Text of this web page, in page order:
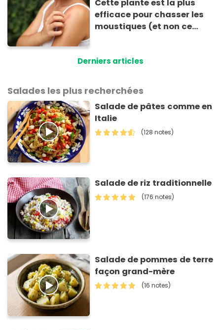
Cette plante est la plus
efficace pour chasser les
moustiques (et non ce
Derniers articles
Salades les plus recherchées
Salade de pâtes comme en
Italie
(128 notes)
Salade de riz traditionnelle
(176 notes)
Salade de pommes de terre
façon grand-mère
(16 notes)